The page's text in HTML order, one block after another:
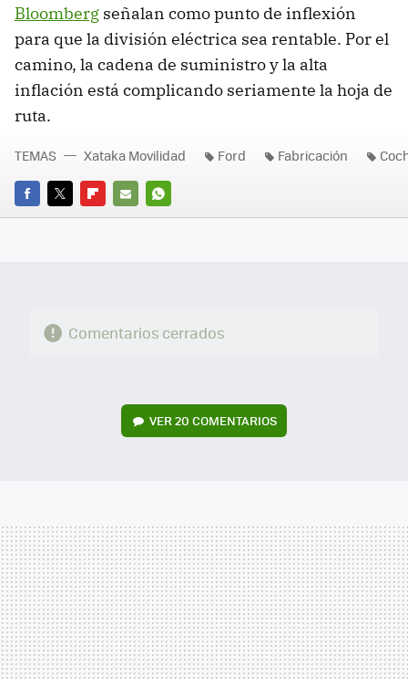
Bloomberg señalan como punto de inflexión
para que la división eléctrica sea rentable. Por el
camino, la cadena de suministro y la alta
inflación está complicando seriamente la hoja de
ruta.
FACEBOOK
TWITTERFLIPBOARD
E-
WHATSAPP
TEMAS Xataka Movilidad Ford Fabricación
Comentarios cerrados
VER20 COMENTARIOS